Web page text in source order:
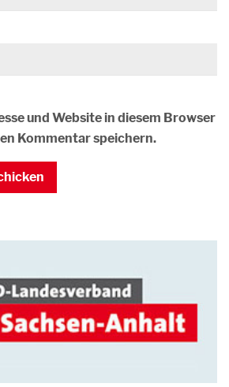
und Website in diesem Browser
Kommentar speichern.